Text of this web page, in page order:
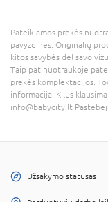
Pateikiamos prekės
pavyzdinės. Originalių
kitos savybės dėl savo
Taip pat nuotraukoje
prekės komplektacijos.
informacija. Kilus
info@babycity.lt
Užsakymo statusas